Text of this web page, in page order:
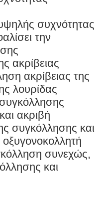
συχνότητας
την
ακρίβειας
ακρίβειας της
λουρίδας
συγκόλλησης
ακριβή
συγκόλλησης και
οξυγονοκολλητή
συνεχώς,
και